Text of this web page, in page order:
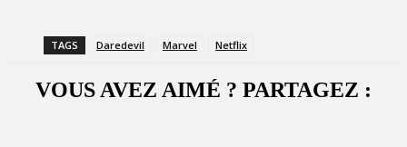
TAGS Daredevil Marvel Netflix
VOUS AVEZ AIMÉ ? PARTAGEZ :